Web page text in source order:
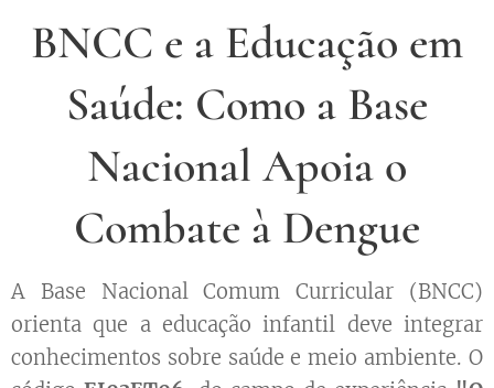
BNCC e a Educação em
Saúde: Como a Base
Nacional Apoia o
Combate à Dengue
A Base Nacional Comum Curricular (BNCC)
orienta que a educação infantil deve integrar
conhecimentos sobre saúde e meio ambiente. O